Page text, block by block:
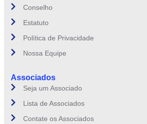
Conselho
Estatuto
Política de Privacidade
Nossa Equipe
Associados
Seja um Associado
Lista de Associados
Contate os Associados